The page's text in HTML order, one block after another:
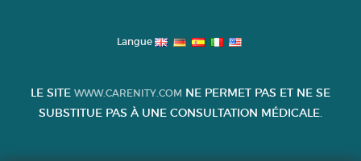
Langue
LE SITE WWW.CARENITY.COM NE PERMET PAS ET NE SE
SUBSTITUE PAS À UNE CONSULTATION MÉDICALE.